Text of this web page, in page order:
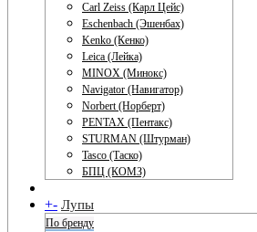
Carl Zeiss (Карл Цейс)
Eschenbach (Эшенбах)
Kenko (Кенко)
Leica (Лейка)
MINOX (Минокс)
Navigator (Навигатор)
Norbert (Норберт)
PENTAX (Пентакс)
STURMAN (Штурман)
Tasco (Таско)
БПЦ (КОМЗ)
+- Лупы
По бренду